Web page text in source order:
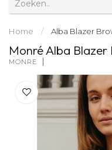
Home / Alba Blazer
Monré Alba Blazer
MONRÉ